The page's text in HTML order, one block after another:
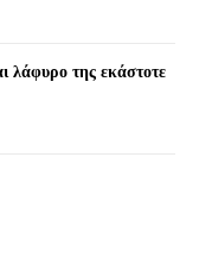
λάφυρο της εκάστοτε